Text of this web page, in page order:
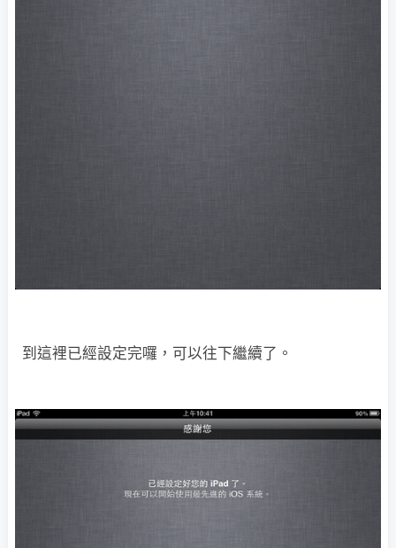
到這裡已經設定完囉，可以往下繼續了。